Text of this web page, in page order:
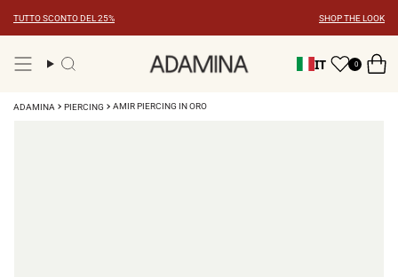
contenuto
TUTTO SCONTO DEL 25% SHOP THE LOOK
Ricerca IT 0
ADAMINA PIERCING AMIR PIERCING IN ORO